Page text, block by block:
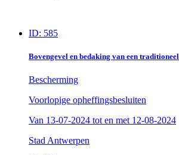
ID: 585
Bovengevel en bedaking van een
Bescherming
Voorlopige opheffingsbesluiten
Van 13-07-2024 tot en met 12-08-2024
Stad Antwerpen